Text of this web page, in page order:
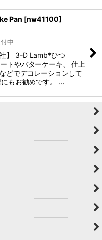
Pan [nw41100]
中
社】 3-D Lamb*ひつ
トやバターケーキ、 仕上
どでデコレーションして
にもお勧めです。 …